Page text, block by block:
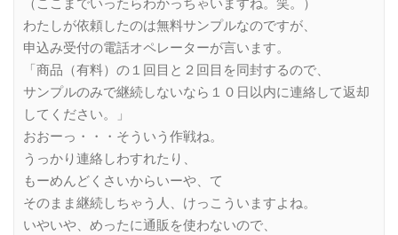
（ここまでいったらわかっちゃいますね。笑。）
わたしが依頼したのは無料サンプルなのですが、
申込み受付の電話オペレーターが言います。
「商品（有料）の１回目と２回目を同封するので、
サンプルのみで継続しないなら１０日以内に連絡して返却
してください。」
おおーっ・・・そういう作戦ね。
うっかり連絡しわすれたり、
もーめんどくさいからいーや、て
そのまま継続しちゃう人、けっこういますよね。
いやいや、めったに通販を使わないので、